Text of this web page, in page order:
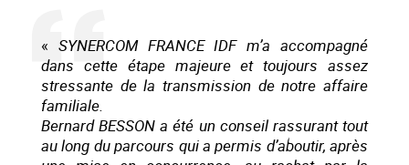
« SYNERCOM FRANCE IDF m’a accompagné
dans cette étape majeure et toujours assez
stressante de la transmission de notre affaire
familiale.
Bernard BESSON a été un conseil rassurant tout
au long du parcours qui a permis d’aboutir, après